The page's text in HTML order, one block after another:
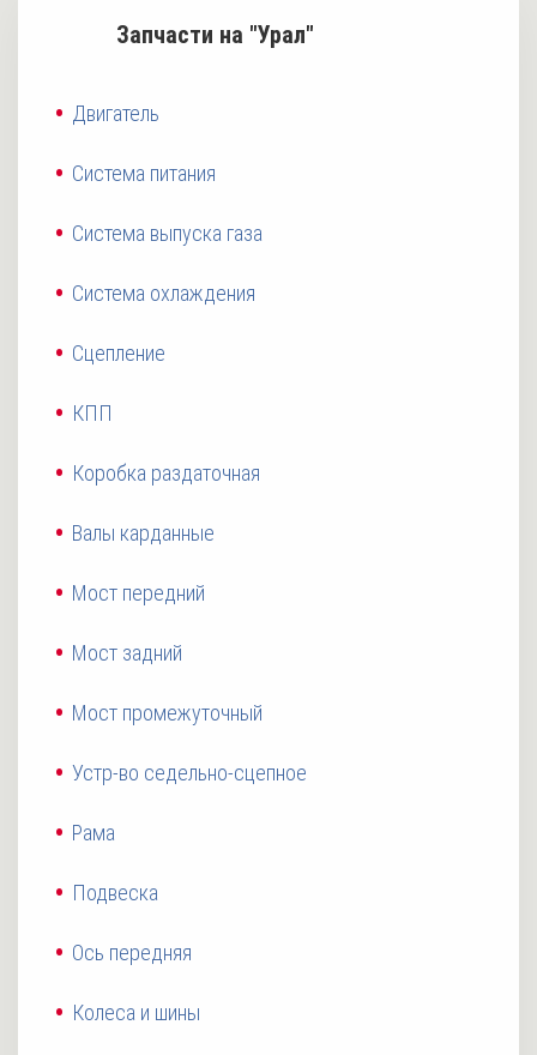
Запчасти на "Урал"
Двигатель
Система питания
Система выпуска газа
Система охлаждения
Сцепление
КПП
Коробка раздаточная
Валы карданные
Мост передний
Мост задний
Мост промежуточный
Устр-во седельно-сцепное
Рама
Подвеска
Ось передняя
Колеса и шины